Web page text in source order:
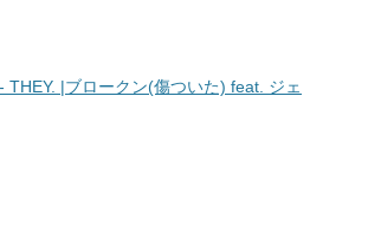
THEY. |ブロークン(傷ついた) feat. ジェ